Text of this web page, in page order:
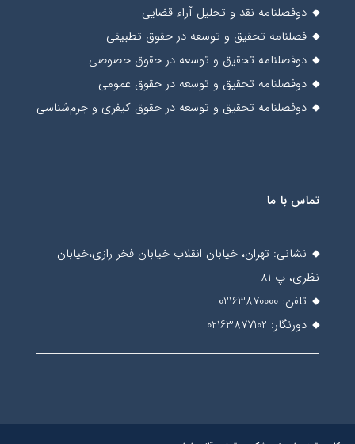
دوفصلنامه نقد و تحلیل آراء قضایی
فصلنامه تحقیق و توسعه در حقوق تطبیقی
دوفصلنامه تحقیق و توسعه در حقوق حصوصی
دوفصلنامه تحقیق و توسعه در حقوق عمومی
دوفصلنامه تحقیق و توسعه در حقوق کیفری و جرم‌شناسی
تماس با ما
نشانی: تهران، خیابان انقلاب خیابان فخر رازی،خیابان
نظری، پ 81
تلفن: 02163870000
دورنگار: 02163877102